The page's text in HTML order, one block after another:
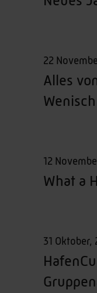
22
Alles
12
What a
31 Oktober,